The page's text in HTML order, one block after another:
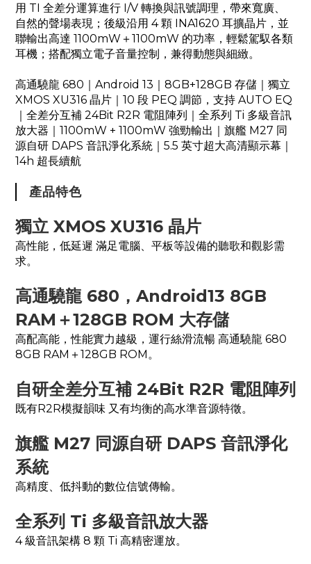
用 TI 全差分運算進行 I/V 轉換與訊號調理，帶來寬廣、
自然的聲場表現；後級沿用 4 顆 INA1620 耳擴晶片，並
聯輸出高達 1100mW＋1100mW 的功率，輕鬆駕馭各類
耳機；搭配獨立電子音量控制，兼得動態與細緻。
高通驍龍 680｜Android 13｜8GB+128GB 存儲｜獨立
XMOS XU316 晶片｜10 段 PEQ 調節，支持 AUTO EQ
｜全差分互補 24Bit R2R 電阻陣列｜全系列 Ti 多級音訊
放大器｜1100mW + 1100mW 強勁輸出｜旗艦 M27 同
源自研 DAPS 音訊淨化系統｜5.5 英寸超大高清顯示幕｜
14h 超長續航
產品特色
獨立 XMOS XU316 晶片
高性能，低延遲 滿足電腦、平板等設備的聽歌和觀影需
求。
高通驍龍 680，Android13 8GB
RAM＋128GB ROM 大存儲
高配高能，性能實力越級，運行絲滑流暢 高通驍龍 680
8GB RAM＋128GB ROM。
自研全差分互補 24Bit R2R 電阻陣列
既有R2R模擬韻味 又有均衡的高水準音源特徵。
旗艦 M27 同源自研 DAPS 音訊淨化
系統
高精度、低抖動的數位信號傳輸。
全系列 Ti 多級音訊放大器
4 級音訊架構 8 顆 Ti 高精密運放。